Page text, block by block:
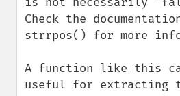
Check the
strrpos() for more
A function like this
useful for extracting